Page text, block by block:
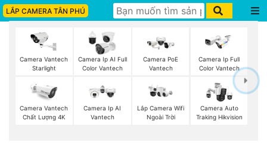
LẮP CAMERA TÂN PHÚ
Camera Vantech
Starlight
Camera Ip AI Full
Color Vantech
Camera PoE
Vantech
Camera Ip Full
Color Vantech
Camera Vantech
Chất Lượng 4K
Camera Ip AI
Vantech
Lắp Camera Wifi
Ngoài Trời
Camera Auto
Traking Hikvision